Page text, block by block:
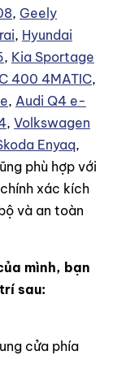
, Geely
, Hyundai
, Kia Sportage
400 4MATIC,
, Audi Q4 e-
, Volkswagen
Enyaq,
phù hợp với
xác kích
và an toàn
mình, bạn
sau:
cửa phía